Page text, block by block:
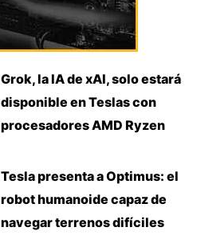
Grok, la IA de xAI, solo estará
disponible en Teslas con
procesadores AMD Ryzen
Tesla presenta a Optimus: el
robot humanoide capaz de
navegar terrenos difíciles